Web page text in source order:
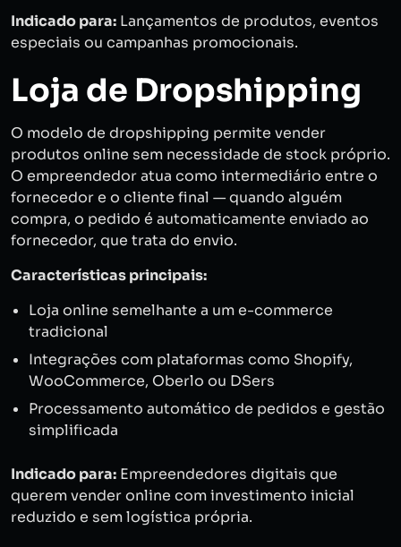
Indicado para: Lançamentos de produtos, eventos
especiais ou campanhas promocionais.
Loja de Dropshipping
O modelo de dropshipping permite vender
produtos online sem necessidade de stock próprio.
O empreendedor atua como intermediário entre o
fornecedor e o cliente final — quando alguém
compra, o pedido é automaticamente enviado ao
fornecedor, que trata do envio.
Características principais:
Loja online semelhante a um e-commerce
tradicional
Integrações com plataformas como Shopify,
WooCommerce, Oberlo ou DSers
Processamento automático de pedidos e gestão
simplificada
Indicado para: Empreendedores digitais que
querem vender online com investimento inicial
reduzido e sem logística própria.